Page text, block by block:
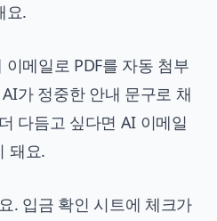
요.
메일로 PDF를 자동 첨부
가 정중한 안내 문구로 채
다듬고 싶다면 AI 이메일
돼요.
. 입금 확인 시트에 체크가